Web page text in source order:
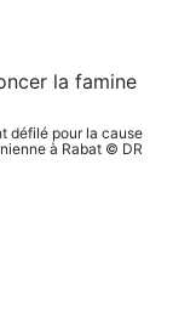
défilé pour la cause
à Rabat © DR